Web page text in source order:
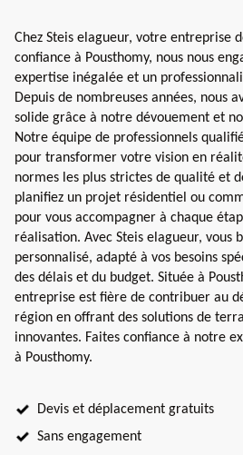
Chez Steis elagueur, votre entreprise
confiance à Pousthomy, nous nous
expertise inégalée et un
Depuis de nombreuses années, nous
solide grâce à notre dévouement et
Notre équipe de professionnels
pour transformer votre vision en
normes les plus strictes de qualité et
planifiez un projet résidentiel ou
pour vous accompagner à chaque
réalisation. Avec Steis elagueur, vous
personnalisé, adapté à vos besoins
des délais et du budget. Située à
entreprise est fière de contribuer au
région en offrant des solutions de
innovantes. Faites confiance à notre
à Pousthomy.
Devis et déplacement gratuits
Sans engagement